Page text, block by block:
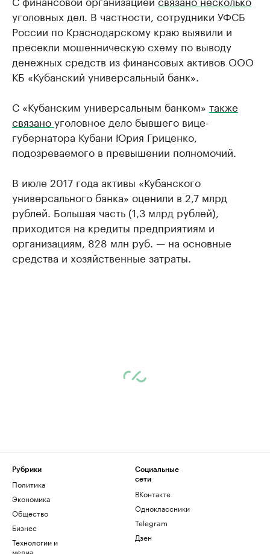
уголовных дел. В частности, сотрудники УФСБ
России по Краснодарскому краю выявили и
пресекли мошенническую схему по выводу
денежных средств из финансовых активов ООО
КБ «Кубанский универсальный банк».
С «Кубанским универсальным банком» также
связаноуголовное дело бывшего вице-
губернатора Кубани Юрия Гриценко,
подозреваемого в превышении полномочий.
В июле 2017 года активы «Кубанского
универсального банка» оценили в 2,7 млрд
рублей. Большая часть (1,3 млрд рублей),
приходится на кредиты предприятиям и
организациям, 828 млн руб. — на основные
средства и хозяйственные затраты.
Рубрики
Политика
Экономика
Общество
Бизнес
Технологии и
медиа
Социальные
сети
ВКонтакте
Одноклассники
Telegram
Дзен